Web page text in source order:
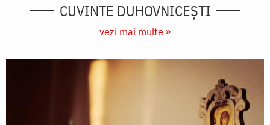
CUVINTE DUHOVNICEȘTI
vezi mai multe »